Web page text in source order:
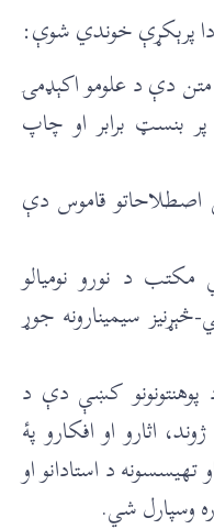
پرېکړې خوندي شوې:
دې د علومو اکېډمۍ
بنسټ برابر او چاپ
قاموس دې
مکتب د نورو نوميالو
سيمينارونه جوړ
پوهنتونونو کښې دې د
اثارو او افکارو پۀ
د استادانو او
وسپارل شي.